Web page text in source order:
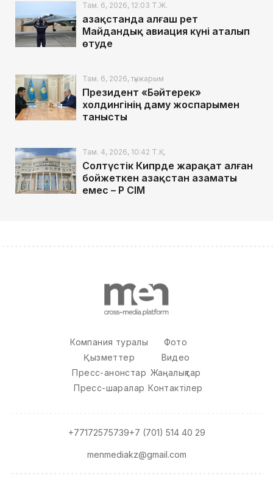
Там. 6, 2026, 12:03 Т.Ж.
Қазақстанда алғаш рет
Майдандық авиация күні аталып
өтуде
Там. 6, 2026, түнжарым
Президент «Бәйтерек»
холдингінің даму жоспарымен
танысты
Там. 4, 2026, 10:42 Т.Қ.
Солтүстік Кипрде жарақат алған
бойжеткен Қазақстан азаматы
емес – ҚР СІМ
Компания туралы
Қызметтер
Пресс-анонстар
Пресс-шаралар
Фото
Видео
Жаңалықтар
Контактілер
menmediakz@gmail.com
+77172575739+7 (701) 514 40 29